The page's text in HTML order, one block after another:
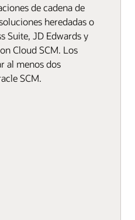
de cadena de
heredadas o
Suite, JD Edwards y
Cloud SCM. Los
al menos dos
SCM.